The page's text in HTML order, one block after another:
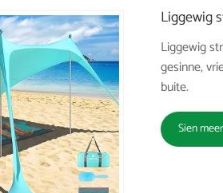
Liggewig
Liggewig
gesinne,
buite.
Sien